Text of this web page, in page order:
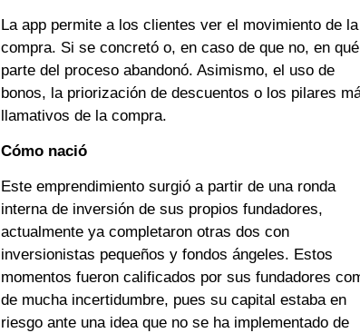
La app permite a los clientes ver el movimiento de la
compra. Si se concretó o, en caso de que no, en qué
parte del proceso abandonó. Asimismo, el uso de
bonos, la priorización de descuentos o los pilares
llamativos de la compra.
Cómo nació
Este emprendimiento surgió a partir de una ronda
interna de inversión de sus propios fundadores,
actualmente ya completaron otras dos con
inversionistas pequeños y fondos ángeles. Estos
momentos fueron calificados por sus fundadores
de mucha incertidumbre, pues su capital estaba en
riesgo ante una idea que no se ha implementado de